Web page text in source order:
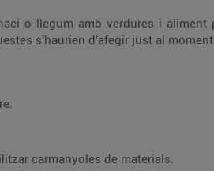
o llegum amb verdures i
s’haurien d’afegir just al
carmanyoles de materials.